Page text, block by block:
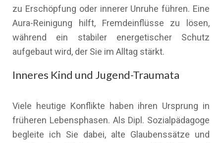
zu Erschöpfung oder innerer Unruhe führen. Eine
Aura-Reinigung hilft, Fremdeinflüsse zu lösen,
während ein stabiler energetischer Schutz
aufgebaut wird, der Sie im Alltag stärkt.
Inneres Kind und Jugend-Traumata
Viele heutige Konflikte haben ihren Ursprung in
früheren Lebensphasen. Als Dipl. Sozialpädagoge
begleite ich Sie dabei, alte Glaubenssätze und